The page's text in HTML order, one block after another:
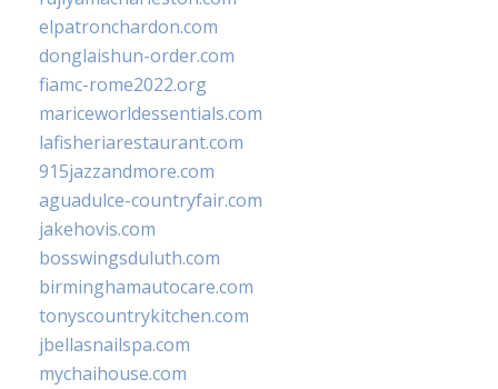
elpatronchardon.com
donglaishun-order.com
fiamc-rome2022.org
mariceworldessentials.com
lafisheriarestaurant.com
915jazzandmore.com
aguadulce-countryfair.com
jakehovis.com
bosswingsduluth.com
birminghamautocare.com
tonyscountrykitchen.com
jbellasnailspa.com
mychaihouse.com